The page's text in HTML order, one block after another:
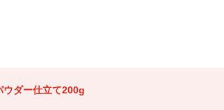
ウダー仕立て200g